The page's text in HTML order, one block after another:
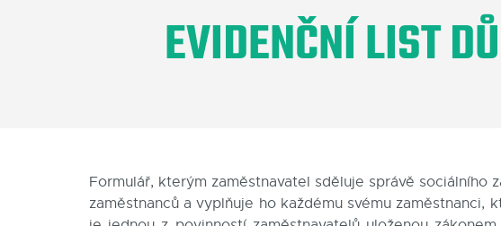
EVIDENČNÍ LIST
Formulář, kterým zaměstnavatel sděluje správě
zaměstnanců a vyplňuje ho každému svému